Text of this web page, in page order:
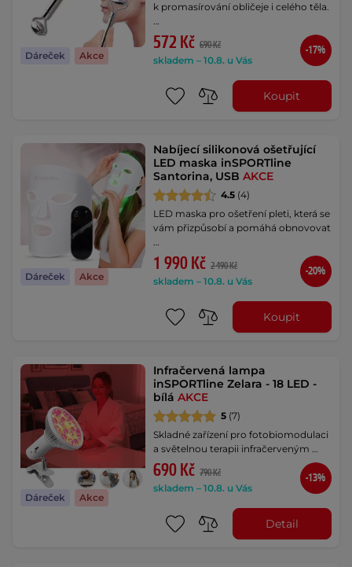
Dáreček Akce
k promasírování obličeje i celého těla.
…
572 Kč 690 Kč
skladem – 10.8. u Vás
-17%
Koupit
Dáreček Akce
Nabíjecí silikonová ošetřující
LED maska inSPORTline
Santorina, USBAKCE
4.5 (4)
LED maska pro ošetření pleti, která se
vám přizpůsobí a pomáhá obnovovat
…
1 990 Kč 2 490 Kč
skladem – 10.8. u Vás
-20%
Koupit
Dáreček Akce
Infračervená lampa
inSPORTline Zelara - 18 LED -
bíláAKCE
5 (7)
Skladné zařízení pro fotobiomodulaci
a světelnou terapii infračerveným …
690 Kč 790 Kč
skladem – 10.8. u Vás
-13%
Detail